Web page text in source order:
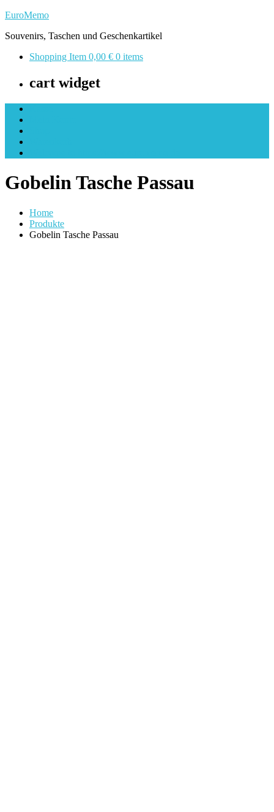
Skip
content
EuroMemo
Souvenirs, Taschen und Geschenkartikel
Shopping Item 0,00 € 0 items
cart widget
Gobelin Tasche Passau
Home
Produkte
Gobelin Tasche Passau